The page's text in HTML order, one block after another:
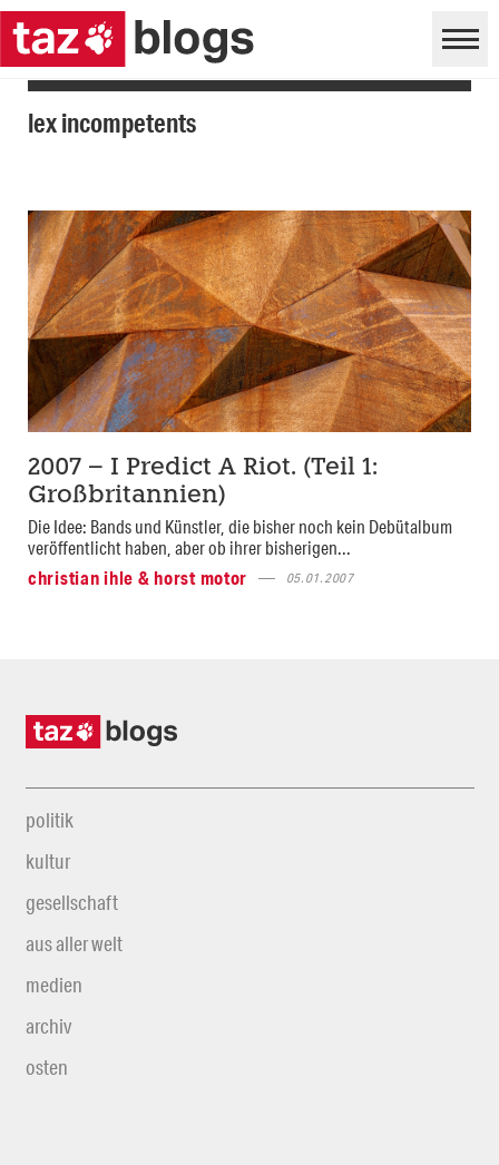
lex incompetents
2007 – I Predict A Riot. (Teil 1:
Großbritannien)
Die Idee: Bands und Künstler, die bisher noch kein Debütalbum
veröffentlicht haben, aber ob ihrer bisherigen...
christian ihle & horst motor
05.01.2007
politik
kultur
gesellschaft
aus aller welt
medien
archiv
osten